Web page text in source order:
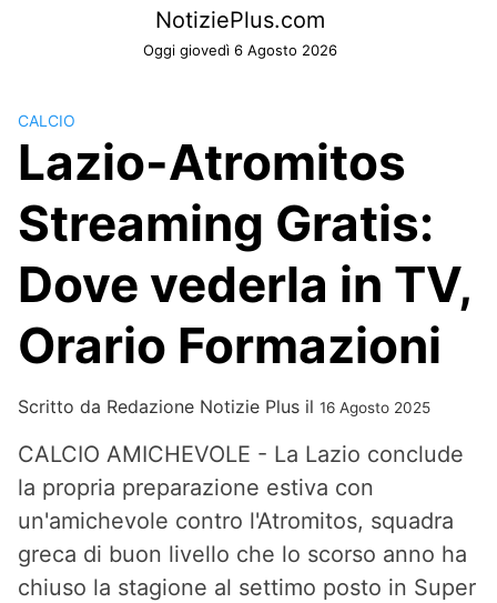
NotiziePlus.com
Oggi giovedì 6 Agosto 2026
CALCIO
Lazio-Atromitos
Streaming Gratis:
Dove vederla in TV,
Orario Formazioni
Scritto da Redazione Notizie Plus il 16 Agosto 2025
CALCIO AMICHEVOLE - La Lazio conclude
la propria preparazione estiva con
un'amichevole contro l'Atromitos, squadra
greca di buon livello che lo scorso anno ha
chiuso la stagione al settimo posto in Super